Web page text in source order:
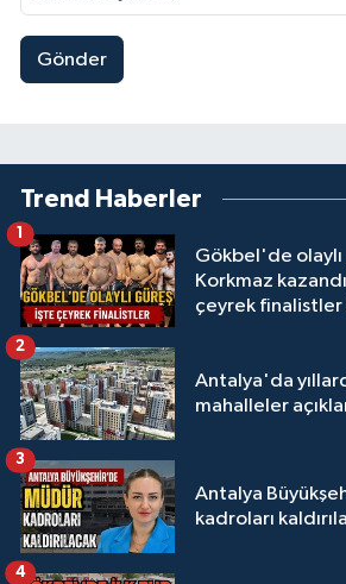
Gönder
Trend Haberler
Gökbel'de olaylı
Korkmaz
çeyrek finalistler
1
Antalya'da
mahalleler
2
Antalya
kadroları
3
4